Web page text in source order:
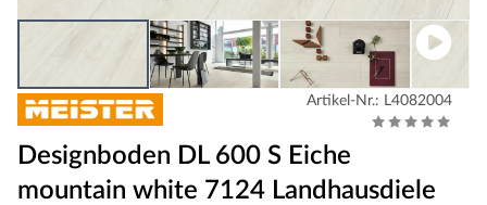
Artikel-Nr.: L4082004
Designboden DL 600 S Eiche
mountain white 7124 Landhausdiele